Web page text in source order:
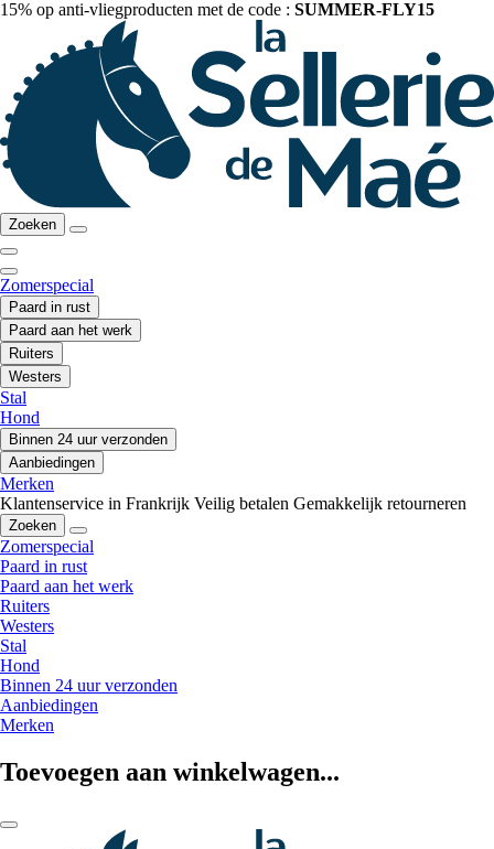
15% op anti-vliegproducten met de code : SUMMER-FLY15
Zoeken
Zomerspecial
Paard in rust
Paard aan het werk
Ruiters
Westers
Stal
Hond
Binnen 24 uur verzonden
Aanbiedingen
Merken
Klantenservice in Frankrijk Veilig betalen Gemakkelijk retourneren
Zoeken
Zomerspecial
Paard in rust
Paard aan het werk
Ruiters
Westers
Stal
Hond
Binnen 24 uur verzonden
Aanbiedingen
Merken
Toevoegen aan winkelwagen...